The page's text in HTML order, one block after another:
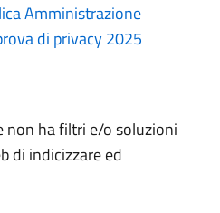
Amministrazione
di privacy 2025
non ha filtri e/o soluzioni
di indicizzare ed